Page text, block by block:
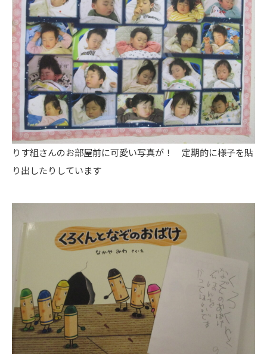
りす組さんのお部屋前に可愛い写真が！ 定期的に様子を貼
り出したりしています